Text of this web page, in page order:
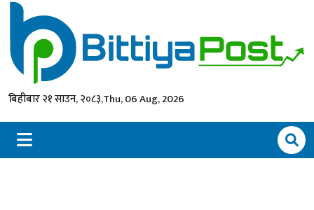
बिहीबार २१ साउन, २०८३,Thu, 06 Aug, 2026